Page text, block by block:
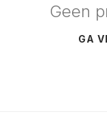
Geen
GA